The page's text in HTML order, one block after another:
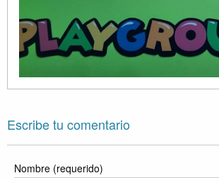
Escribe tu comentario
Nombre (requerido)